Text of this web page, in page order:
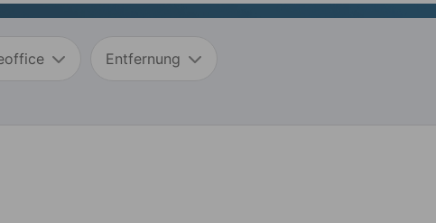
Entfernung